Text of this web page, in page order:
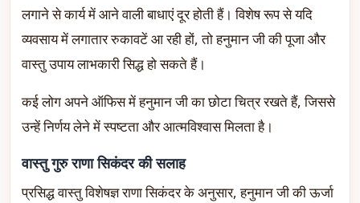
लगाने से कार्य में आने वाली बाधाएं दूर होती हैं। विशेष रूप से यदि
व्यवसाय में लगातार रुकावटें आ रही हों, तो हनुमान जी की पूजा और
वास्तु उपाय लाभकारी सिद्ध हो सकते हैं।
कई लोग अपने ऑफिस में हनुमान जी का छोटा चित्र रखते हैं, जिससे
उन्हें निर्णय लेने में स्पष्टता और आत्मविश्वास मिलता है।
वास्तु गुरु राणा सिकंदर की सलाह
प्रसिद्ध वास्तु विशेषज्ञ राणा सिकंदर के अनुसार, हनुमान जी की ऊर्जा